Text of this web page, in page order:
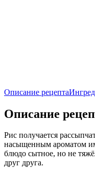
Описание рецепта
Описание
Рис получается
насыщенным ароматом
блюдо сытное, но не
друг друга.